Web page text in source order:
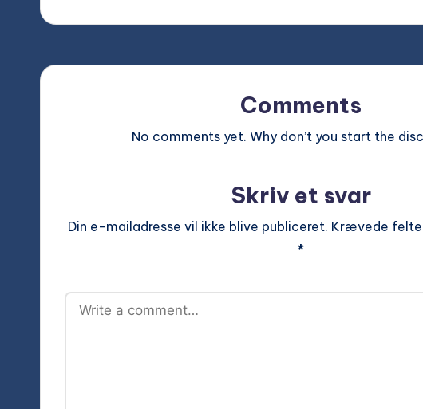
Comments
No comments yet. Why don’t you start the
Skriv et svar
Din e-mailadresse vil ikke blive publiceret. Krævede
*